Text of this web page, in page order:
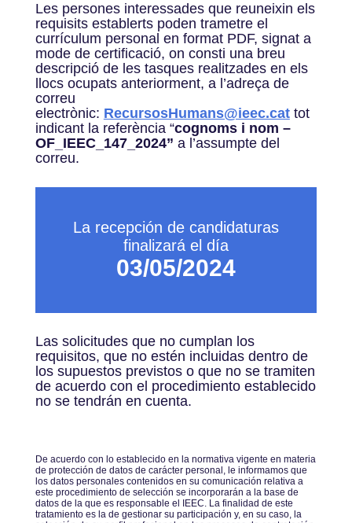
Les persones interessades que reuneixin els
requisits establerts poden trametre el
currículum personal en format PDF, signat a
mode de certificació, on consti una breu
descripció de les tasques realitzades en els
llocs ocupats anteriorment, a l’adreça de
correu
electrònic: RecursosHumans@ieec.cattot
indicant la referència “cognoms i nom –
OF_IEEC_147_2024” a l’assumpte del
correu.
La recepción de candidaturas
finalizará el día
03/05/2024
Las solicitudes que no cumplan los
requisitos, que no estén incluidas dentro de
los supuestos previstos o que no se tramiten
de acuerdo con el procedimiento establecido
no se tendrán en cuenta.
De acuerdo con lo establecido en la normativa vigente en materia
de protección de datos de carácter personal, le informamos que
los datos personales contenidos en su comunicación relativa a
este procedimiento de selección se incorporarán a la base de
datos de la que es responsable el IEEC. La finalidad de este
tratamiento es la de gestionar su participación y, en su caso, la